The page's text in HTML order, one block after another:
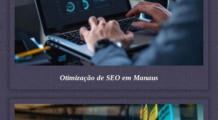
Otimização de SEO em Manaus